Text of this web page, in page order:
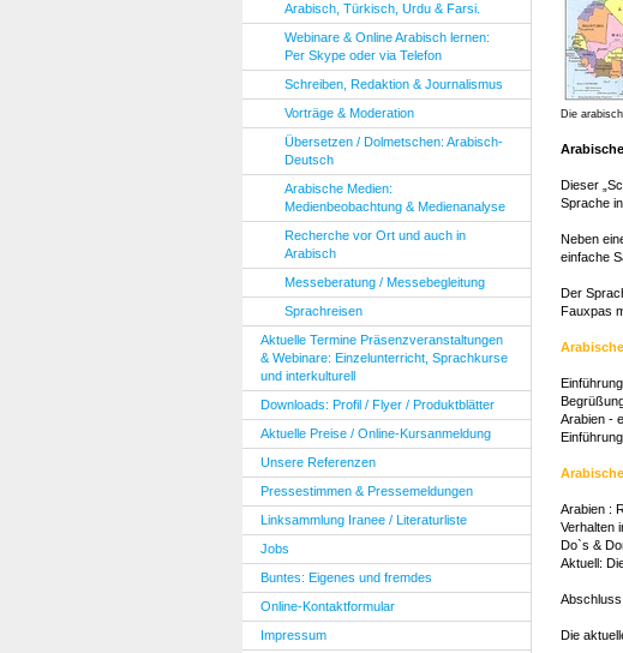
Arabisch, Türkisch, Urdu & Farsi.
Webinare & Online Arabisch lernen:
Per Skype oder via Telefon
Schreiben, Redaktion & Journalismus
Vorträge & Moderation
Übersetzen / Dolmetschen: Arabisch-
Deutsch
Arabische Medien:
Medienbeobachtung & Medienanalyse
Recherche vor Ort und auch in
Arabisch
Messeberatung / Messebegleitung
Sprachreisen
Aktuelle Termine Präsenzveranstaltungen
& Webinare: Einzelunterricht, Sprachkurse
und interkulturell
Downloads: Profil / Flyer / Produktblätter
Aktuelle Preise / Online-Kursanmeldung
Unsere Referenzen
Pressestimmen & Pressemeldungen
Linksammlung Iranee / Literaturliste
Jobs
Buntes: Eigenes und fremdes
Online-Kontaktformular
Impressum
Die
Dieser
Sprache
Neben
einfache
Der
Fauxpas
Arabien -
Arabien :
Verhalten
Do`s &
Aktuell:
Die